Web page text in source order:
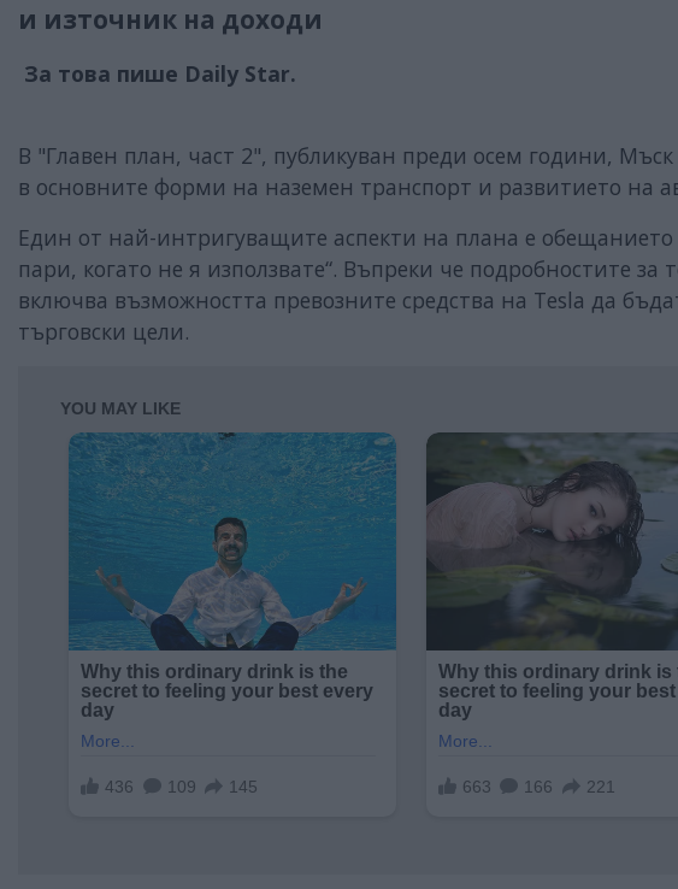
и източник на доходи
За това пише Daily Star.
В "Главен план, част 2", публикуван преди осем години,
в основните форми на наземен транспорт и развитието на
Един от най-интригуващите аспекти на плана е
пари, когато не я използвате“. Въпреки че подробностите
включва възможността превозните средства на Tesla да
търговски цели.